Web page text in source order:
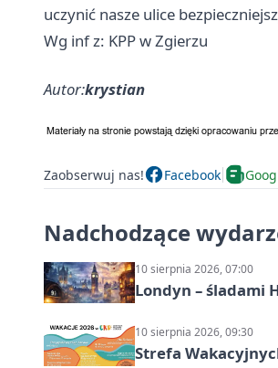
uczynić nasze ulice
Wg inf z: KPP w Zgierzu
Autor:krystian
Zaobserwuj nas! Facebook
Nadchodzące
10 sierpnia 2026, 07:00
Londyn – śladami
10 sierpnia 2026, 09:30
Strefa